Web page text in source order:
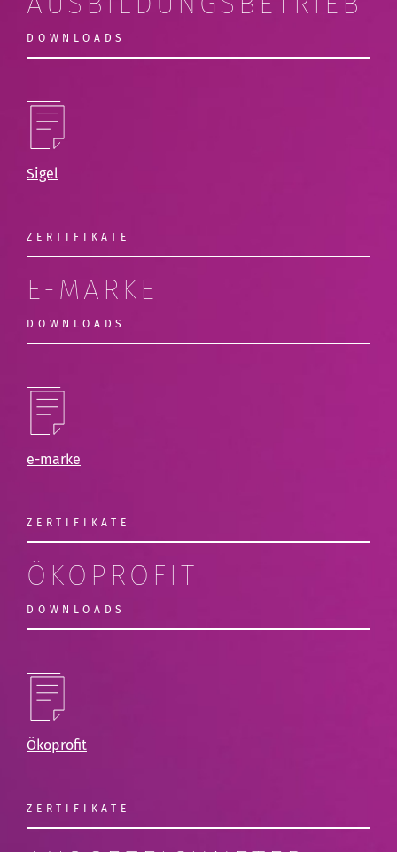
DOWNLOADS
Sigel
ZERTIFIKATE
E-MARKE
DOWNLOADS
e-marke
ZERTIFIKATE
ÖKOPROFIT
DOWNLOADS
Ökoprofit
ZERTIFIKATE